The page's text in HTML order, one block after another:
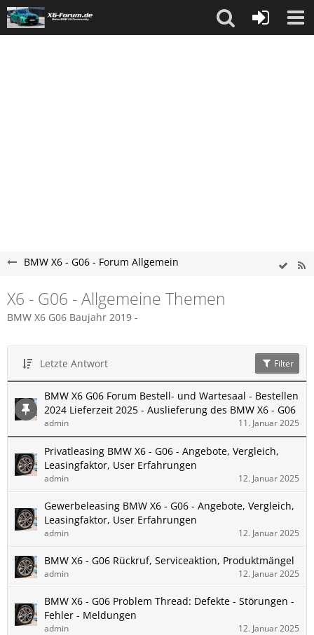
BMW X6 - G06 - Forum Allgemein
X6 - G06 - Allgemeine Themen
BMW X6 G06 Baujahr 2019 -
Letzte Antwort Filter
BMW X6 G06 Forum Bestell- und Wartesaal - Bestellen
2024 Lieferzeit 2025 - Auslieferung des BMW X6 - G06
admin 11. Januar 2025
Privatleasing BMW X6 - G06 - Angebote, Vergleich,
Leasingfaktor, User Erfahrungen
admin 12. Januar 2025
Gewerbeleasing BMW X6 - G06 - Angebote, Vergleich,
Leasingfaktor, User Erfahrungen
admin 12. Januar 2025
BMW X6 - G06 Rückruf, Serviceaktion, Produktmängel
admin 12. Januar 2025
BMW X6 - G06 Problem Thread: Defekte - Störungen -
Fehler - Meldungen
admin 12. Januar 2025